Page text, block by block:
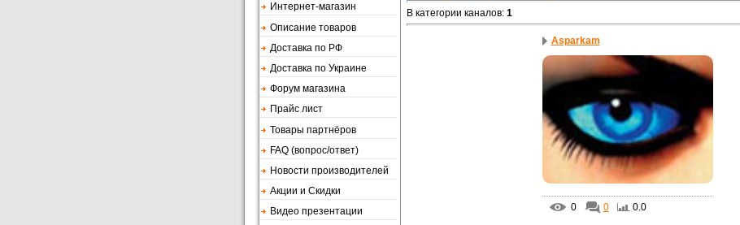
Интернет-магазин
Описание товаров
Доставка по РФ
Доставка по Украине
Форум магазина
Прайс лист
Товары партнёров
FAQ (вопрос/ответ)
Новости производителей
Акции и Скидки
Видео презентации
В категории каналов: 1
Asparkam
0 0 0.0